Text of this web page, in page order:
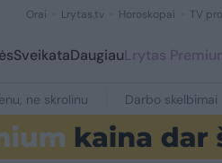
Orai Lrytas.tv Horoskopai TV
SveikataDaugiauLrytas
ne skrolinu Darbo skelbimai